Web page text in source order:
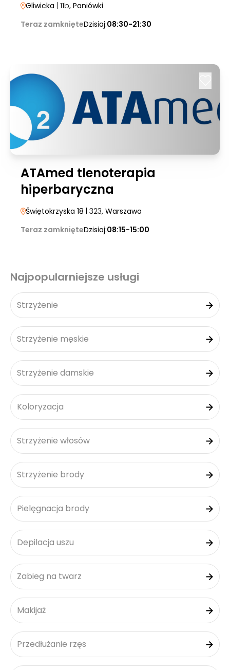
Gliwicka | 11b, Paniówki
Teraz zamknięteDzisiaj:08:30-21:30
ATAmed tlenoterapia
hiperbaryczna
Świętokrzyska 18 | 323, Warszawa
Teraz zamknięteDzisiaj:08:15-15:00
Najpopularniejsze usługi
Strzyżenie
Strzyżenie męskie
Strzyżenie damskie
Koloryzacja
Strzyżenie włosów
Strzyżenie brody
Pielęgnacja brody
Depilacja uszu
Zabieg na twarz
Makijaż
Przedłużanie rzęs